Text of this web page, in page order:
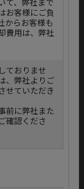
お客様にご負
からお客様も
費用は、弊社
ておりませ
、弊社よりご
せていただき
前に弊社また
確認くださ